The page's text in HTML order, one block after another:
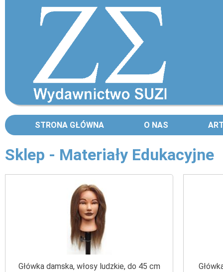
STRONA GŁÓWNA O NAS
Sklep - Materiały Edukacyjne
Główka damska, włosy ludzkie, do 45 cm